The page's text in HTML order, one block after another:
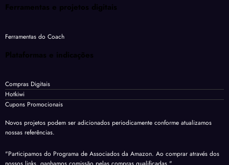
Ferramentas e projetos digitais
Ferramentas do Coach
Plataformas e indicações
Compras Digitais
Hotkiwi
Cupons Promocionais
Novos projetos podem ser adicionados periodicamente conforme atualizamos
nossas referências.
"Participamos do Programa de Associados da Amazon. Ao comprar através dos